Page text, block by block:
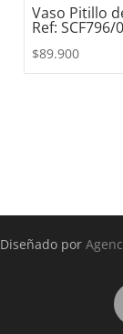
Vaso Pitillo
Ref: SCF796/
$89.900
Diseñado por